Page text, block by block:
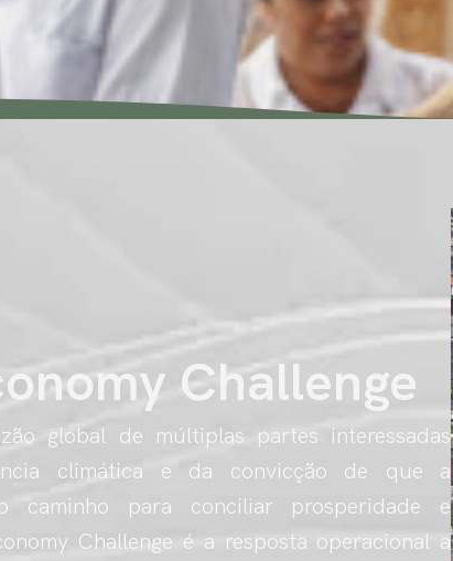
Challenge
global de múltiplas partes interessadas
climática e da convicção de que a
caminho para conciliar prosperidade e
Challenge é a resposta operacional a